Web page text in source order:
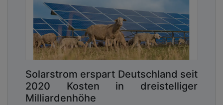
Solarstrom erspart Deutschland seit
2020 Kosten in dreistelliger
Milliardenhöhe